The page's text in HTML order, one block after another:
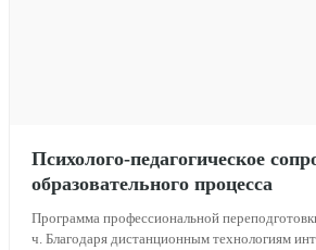
Психолого-педагогическое
образовательного процесса
Программа профессиональной
ч. Благодаря дистанционным технологиям